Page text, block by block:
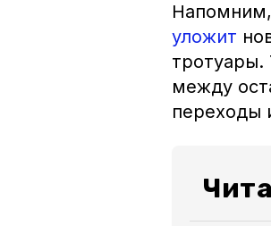
уложит
тротуары.
между
переходы